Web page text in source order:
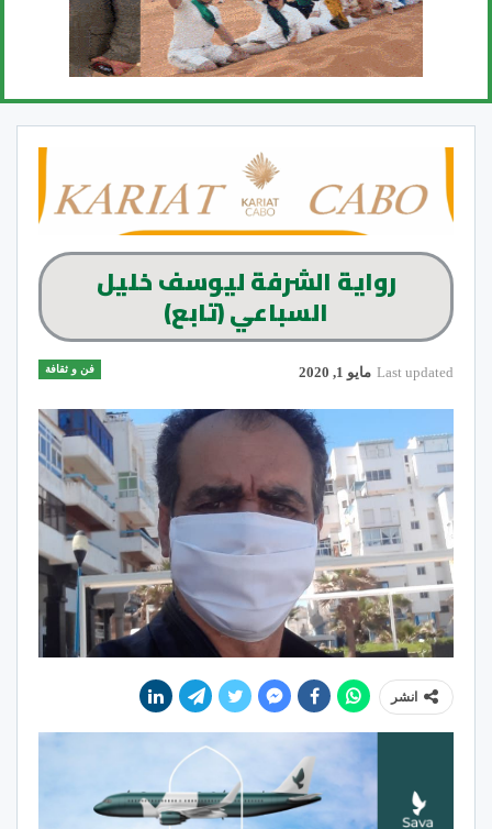
رواية الشرفة ليوسف خليل
السباعي (تابع)
فن و ثقافة Last updated مايو 1, 2020
انشر